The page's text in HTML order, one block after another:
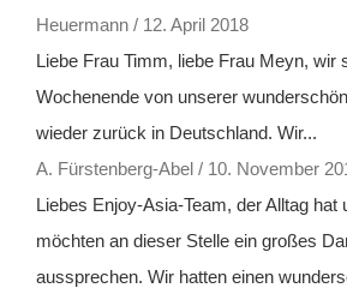
Heuermann / 12. April 2018
Liebe Frau Timm, liebe Frau Meyn, wir
Wochenende von unserer
wieder zurück in Deutschland. Wir...
A. Fürstenberg-Abel / 10. November
Liebes Enjoy-Asia-Team, der Alltag hat
möchten an dieser Stelle ein großes
aussprechen. Wir hatten einen